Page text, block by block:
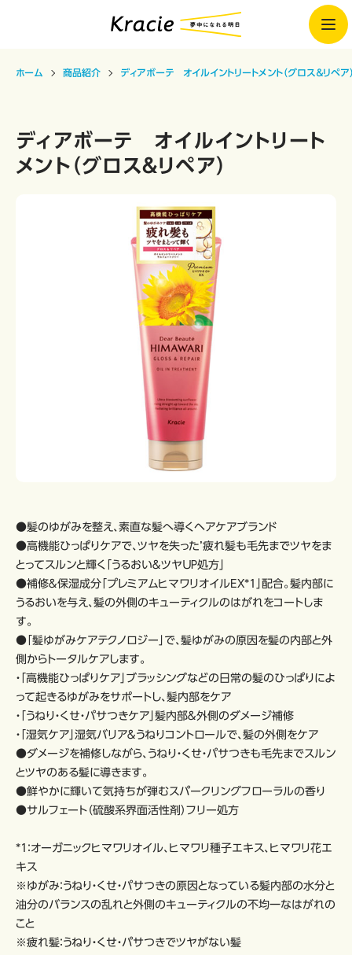
ホーム 商品紹介 ディアボーテ オイルイントリートメント（グロス＆リペア
ディアボーテ オイルイントリート
メント（グロス＆リペア）
●髪のゆがみを整え、素直な髪へ導くヘアケアブランド
●高機能ひっぱりケアで、ツヤを失った’疲れ髪も毛先までツヤをま
とってスルンと輝く「うるおい＆ツヤＵＰ処方」
●補修＆保湿成分「プレミアムヒマワリオイルEX*1」配合。髪内部に
うるおいを与え、髪の外側のキューティクルのはがれをコートしま
す。
●「髪ゆがみケアテクノロジー」で、髪ゆがみの原因を髪の内部と外
側からトータルケアします。
・「高機能ひっぱりケア」ブラッシングなどの日常の髪のひっぱりによ
って起きるゆがみをサポートし、髪内部をケア
・「うねり・くせ・パサつきケア」髪内部＆外側のダメージ補修
・「湿気ケア」湿気バリア＆うねりコントロールで、髪の外側をケア
●ダメージを補修しながら、うねり・くせ・パサつきも毛先までスルン
とツヤのある髪に導きます。
●鮮やかに輝いて気持ちが弾むスパークリングフローラルの香り
●サルフェート（硫酸系界面活性剤）フリー処方
*1：オーガニックヒマワリオイル、ヒマワリ種子エキス、ヒマワリ花エ
キス
※ゆがみ：うねり・くせ・パサつきの原因となっている髪内部の水分と
油分のバランスの乱れと外側のキューティクルの不均一なはがれの
こと
※疲れ髪：うねり・くせ・パサつきでツヤがない髪